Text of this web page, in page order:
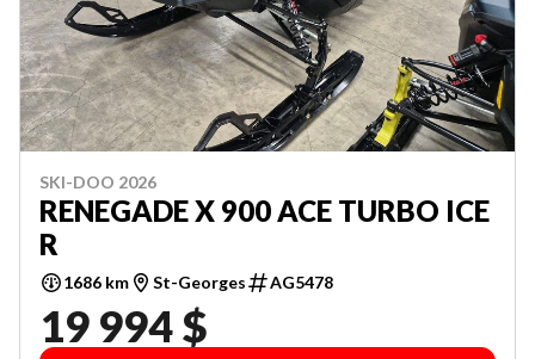
SKI-DOO 2026
RENEGADE X 900 ACE TURBO ICE
R
1686 km St-Georges AG5478
19 994 $